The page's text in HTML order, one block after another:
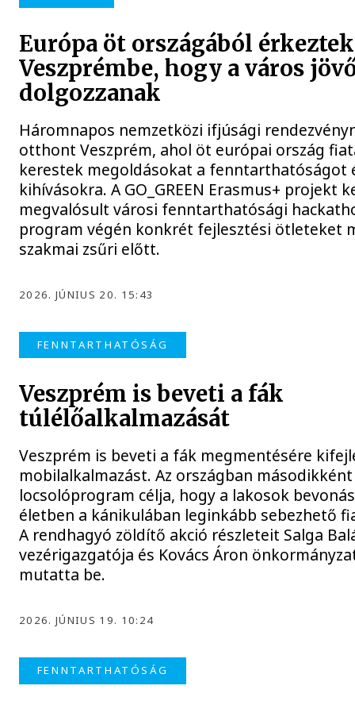
Európa öt országából
Veszprémbe, hogy a város
dolgozzanak
Háromnapos nemzetközi ifjúsági
otthont Veszprém, ahol öt európai ország
kerestek megoldásokat a fenntarthatóságot
kihívásokra. A GO_GREEN Erasmus+ projekt
megvalósult városi fenntarthatósági
program végén konkrét fejlesztési ötleteket
szakmai zsűri előtt.
2026. JÚNIUS 20. 15:43
FENNTARTHATÓSÁG
Veszprém is beveti a fák
túlélőalkalmazását
Veszprém is beveti a fák megmentésére
mobilalkalmazást. Az országban
locsolóprogram célja, hogy a lakosok
életben a kánikulában leginkább sebezhető
A rendhagyó zöldítő akció részleteit Salga
vezérigazgatója és Kovács Áron
mutatta be.
2026. JÚNIUS 19. 10:24
FENNTARTHATÓSÁG